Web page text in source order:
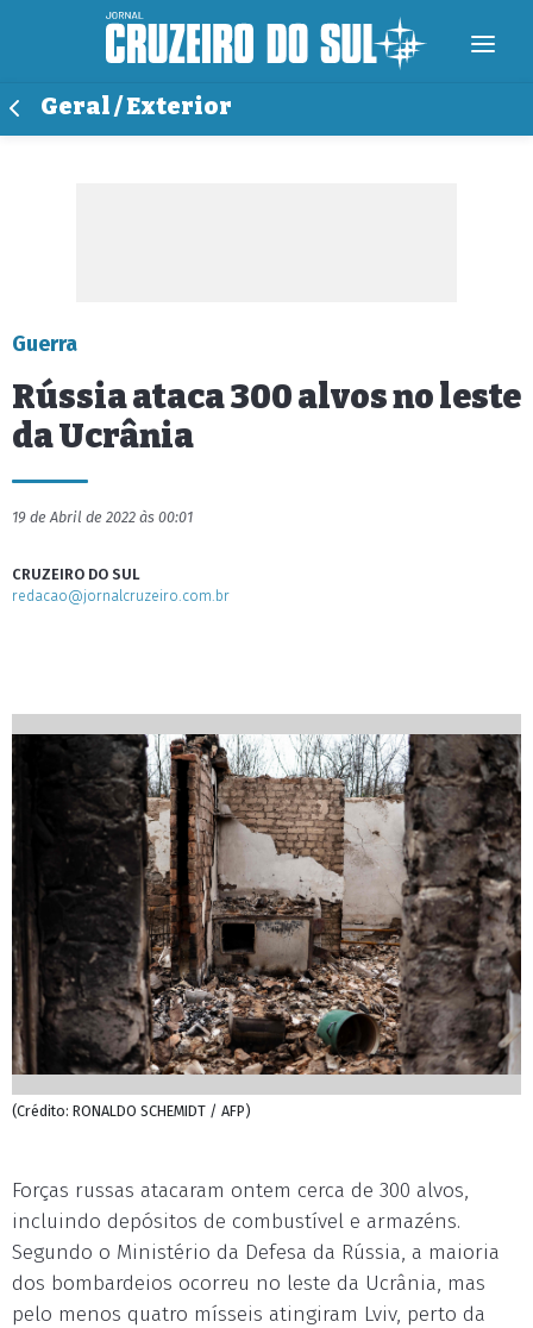
Geral / Exterior
Guerra
Rússia ataca 300 alvos no leste
da Ucrânia
19 de Abril de 2022 às 00:01
CRUZEIRO DO SUL
redacao@jornalcruzeiro.com.br
(Crédito: RONALDO SCHEMIDT / AFP)
Forças russas atacaram ontem cerca de 300 alvos,
incluindo depósitos de combustível e armazéns.
Segundo o Ministério da Defesa da Rússia, a maioria
dos bombardeios ocorreu no leste da Ucrânia, mas
pelo menos quatro mísseis atingiram Lviv, perto da